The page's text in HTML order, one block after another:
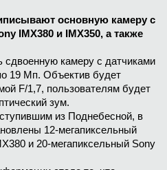
основную камеру с
IMX380 и IMX350, а также
сдвоенную камеру с датчиками
19 Мп. Объектив будет
F/1,7, пользователям будет
зум.
из Поднебесной, в
12-мегапиксельный
и 20-мегапиксельный Sony